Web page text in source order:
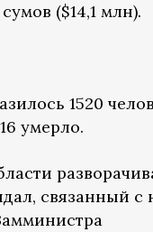
($14,1 млн).
1520
умерло.
связанный с